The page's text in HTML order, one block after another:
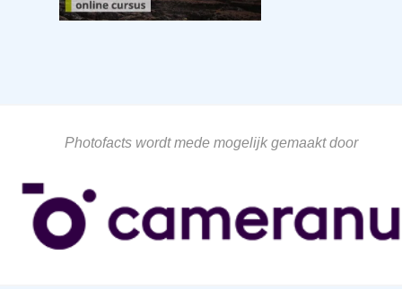
Photofacts wordt mede mogelijk gemaakt door